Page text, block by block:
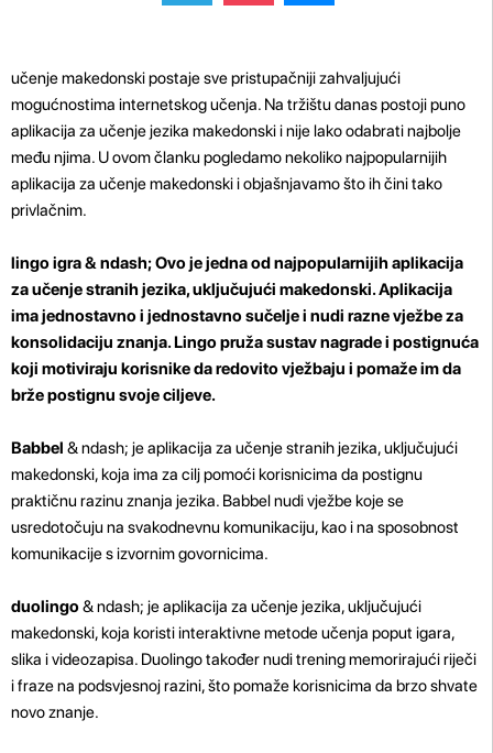
učenje makedonski postaje sve pristupačniji zahvaljujući
mogućnostima internetskog učenja. Na tržištu danas postoji puno
aplikacija za učenje jezika makedonski i nije lako odabrati najbolje
među njima. U ovom članku pogledamo nekoliko najpopularnijih
aplikacija za učenje makedonski i objašnjavamo što ih čini tako
privlačnim.
lingo igra& ndash; Ovo je jedna od najpopularnijih aplikacija
za učenje stranih jezika, uključujući makedonski. Aplikacija
ima jednostavno i jednostavno sučelje i nudi razne vježbe za
konsolidaciju znanja. Lingo pruža sustav nagrade i postignuća
koji motiviraju korisnike da redovito vježbaju i pomaže im da
brže postignu svoje ciljeve.
Babbel & ndash; je aplikacija za učenje stranih jezika, uključujući
makedonski, koja ima za cilj pomoći korisnicima da postignu
praktičnu razinu znanja jezika. Babbel nudi vježbe koje se
usredotočuju na svakodnevnu komunikaciju, kao i na sposobnost
komunikacije s izvornim govornicima.
duolingo& ndash; je aplikacija za učenje jezika, uključujući
makedonski, koja koristi interaktivne metode učenja poput igara,
slika i videozapisa. Duolingo također nudi trening memorirajući riječi
i fraze na podsvjesnoj razini, što pomaže korisnicima da brzo shvate
novo znanje.